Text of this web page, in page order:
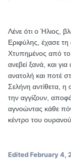
Λένε ότι ο Ήλιος,
Εριφύλης, έχασε
Χτυπημένος από
ανεβεί ξανά, και
ανατολή και ποτέ
Σελήνη αντίθετα, η
την αγγίζουν,
αγνοώντας κάθε
κέντρο του
EditedFebruary 4,